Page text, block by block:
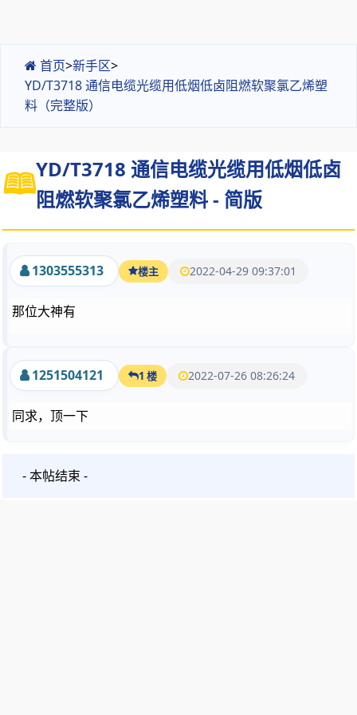
首页>新手区>
YD/T3718 通信电缆光缆用低烟低卤阻燃软聚氯乙烯塑
料（完整版）
YD/T3718 通信电缆光缆用低烟低卤
阻燃软聚氯乙烯塑料 - 简版
1303555313 楼主 2022-04-29 09:37:01
那位大神有
1251504121 1 楼 2022-07-26 08:26:24
同求，顶一下
- 本帖结束 -